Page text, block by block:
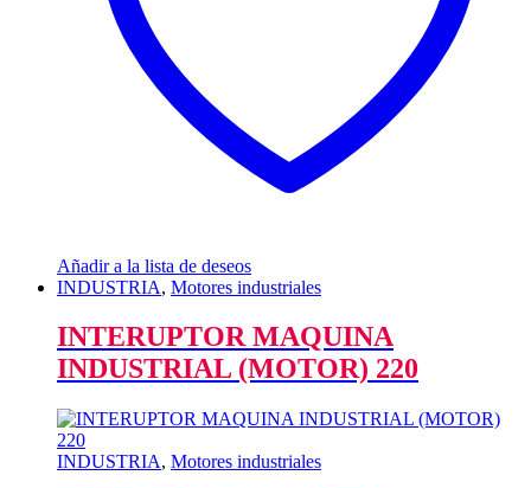
Añadir a la lista de deseos
INDUSTRIA, Motores industriales
INTERUPTOR MAQUINA
INDUSTRIAL (MOTOR) 220
INDUSTRIA, Motores industriales